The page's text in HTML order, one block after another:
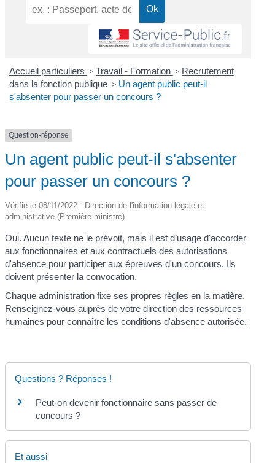
Accueil particuliers > Travail - Formation > Recrutement
dans la fonction publique > Un agent public peut-il
s'absenter pour passer un concours ?
Question-réponse
Un agent public peut-il s'absenter
pour passer un concours ?
Vérifié le 08/11/2022 - Direction de l'information légale et
administrative (Première ministre)
Oui. Aucun texte ne le prévoit, mais il est d’usage d'accorder
aux fonctionnaires et aux contractuels des autorisations
d'absence pour participer aux épreuves d'un concours. Ils
doivent présenter la convocation.
Chaque administration fixe ses propres règles en la matière.
Renseignez-vous auprès de votre direction des ressources
humaines pour connaître les conditions d'absence autorisée.
Questions ? Réponses !
Peut-on devenir fonctionnaire sans passer de
concours ?
Et aussi